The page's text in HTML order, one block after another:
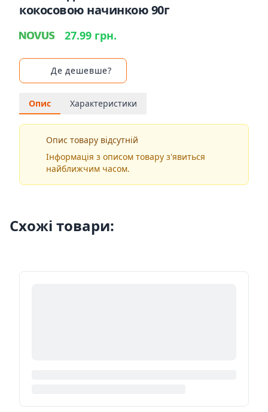
кокосовою начинкою 90г
27.99 грн.
Де дешевше?
Опис Характеристики
Опис товару відсутній
Інформація з описом товару з'явиться
найближчим часом.
Схожі товари: